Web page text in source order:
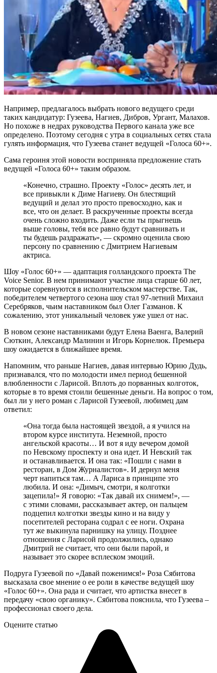
Например, предлагалось выбрать нового ведущего среди
таких кандидатур: Гузеева, Нагиев, Дибров, Ургант, Малахов.
Но похоже в недрах руководства Первого канала уже все
определено. Поэтому сегодня с утра в социальных сетях стала
гулять информация, что Гузеева станет ведущей «Голоса 60+».
Сама героиня этой новости восприняла предложение стать
ведущей «Голоса 60+» таким образом.
«Конечно, страшно. Проекту «Голос» десять лет, и
все привыкли к Диме Нагиеву. Он блестящий
ведущий и делал это просто превосходно, как и
все, что он делает. В раскрученные проекты всегда
очень сложно входить. Даже если ты прыгнешь
выше головы, тебя все равно будут сравнивать и
ты будешь раздражать», — скромно оценила свою
персону по сравнению с Дмитрием Нагиевым
актриса.
Шоу «Голос 60+» — адаптация голландского проекта The
Voice Senior. В нем принимают участие лица старше 60 лет,
которые соревнуются в исполнительском мастерстве. Так,
победителем четвертого сезона шоу стал 97-летний Михаил
Серебряков, чьим наставником был Олег Газманов. К
сожалению, этот уникальный человек уже ушел от нас.
В новом сезоне наставниками будут Елена Ваенга, Валерий
Сюткин, Александр Малинин и Игорь Корнелюк. Премьера
шоу ожидается в ближайшее время.
Напомним, что раньше Нагиев, давая интервью Юрию Дудь,
признавался, что по молодости имел период бешенной
влюбленности с Ларисой. Вплоть до порванных колготок,
которые в то время стоили бешенные деньги. На вопрос о том,
был ли у него роман с Ларисой Гузеевой, любимец дам
ответил:
«Она тогда была настоящей звездой, а я учился на
втором курсе института. Неземной, просто
ангельской красоты… И вот я иду вечером домой
по Невскому проспекту и она идет. И Невский так
и останавливается. И она так: «Пошли с нами в
ресторан, в Дом Журналистов». И дернул меня
черт напиться там… А Лариса в принципе это
любила. И она: «Димыч, смотри, я колготки
зацепила!» Я говорю: «Так давай их снимем!», —
с этими словами, рассказывает актер, он пальцем
подцепил колготки звезды кино и на виду у
посетителей ресторана содрал с ее ноги. Охрана
тут же выкинула парнишку на улицу. Позднее
отношения с Ларисой продолжились, однако
Дмитрий не считает, что они были парой, и
называет это скорее всплеском эмоций.
Подруга Гузеевой по «Давай поженимся!» Роза Сябитова
высказала свое мнение о ее роли в качестве ведущей шоу
«Голос 60+». Она рада и считает, что артистка внесет в
передачу «свою органику». Сябитова пояснила, что Гузеева –
профессионал своего дела.
Оцените статью